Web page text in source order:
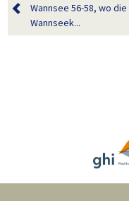
Wannsee 56-58, wo die
Wannseek...